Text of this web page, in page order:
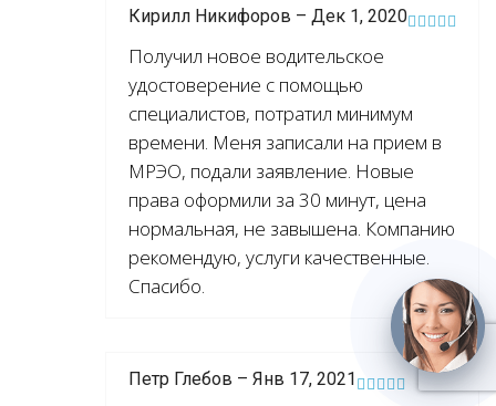
Кирилл Никифоров – Дек 1, 2020
Получил новое водительское
удостоверение с помощью
специалистов, потратил минимум
времени. Меня записали на прием в
МРЭО, подали заявление. Новые
права оформили за 30 минут, цена
нормальная, не завышена. Компанию
рекомендую, услуги качественные.
Спасибо.
Петр Глебов – Янв 17, 2021